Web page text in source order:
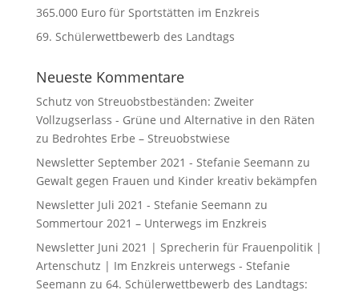
365.000 Euro für Sportstätten im Enzkreis
69. Schülerwettbewerb des Landtags
Neueste Kommentare
Schutz von Streuobstbeständen: Zweiter
Vollzugserlass - Grüne und Alternative in den Räten
zu Bedrohtes Erbe – Streuobstwiese
Newsletter September 2021 - Stefanie Seemann zu
Gewalt gegen Frauen und Kinder kreativ bekämpfen
Newsletter Juli 2021 - Stefanie Seemann zu
Sommertour 2021 – Unterwegs im Enzkreis
Newsletter Juni 2021 | Sprecherin für Frauenpolitik |
Artenschutz | Im Enzkreis unterwegs - Stefanie
Seemann zu 64. Schülerwettbewerb des Landtags: